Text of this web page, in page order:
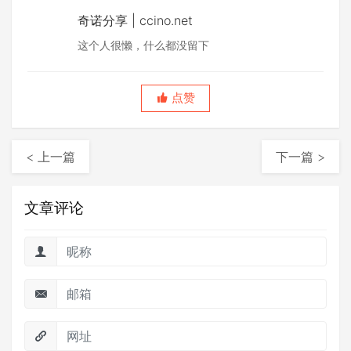
奇诺分享 | ccino.net
这个人很懒，什么都没留下
点赞
< 上一篇 下一篇 >
文章评论